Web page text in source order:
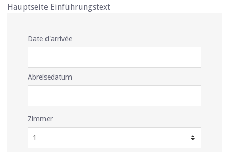
Hauptseite Einführungstext
Date d'arrivée
Abreisedatum
Zimmer